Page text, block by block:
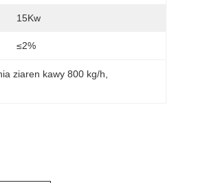
15Kw
≤2%
ziaren kawy 800 kg/h